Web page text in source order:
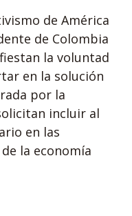
de América
de Colombia
la voluntad
en la solución
por la
incluir al
en las
la economía